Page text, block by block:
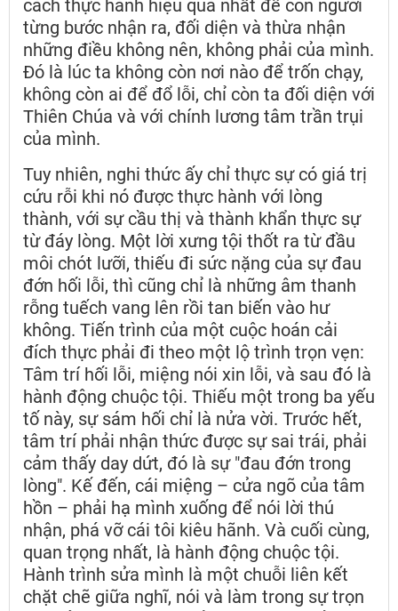
cách thực hành hiệu quả nhất để con người
từng bước nhận ra, đối diện và thừa nhận
những điều không nên, không phải của mình.
Đó là lúc ta không còn nơi nào để trốn chạy,
không còn ai để đổ lỗi, chỉ còn ta đối diện với
Thiên Chúa và với chính lương tâm trần trụi
của mình.
Tuy nhiên, nghi thức ấy chỉ thực sự có giá trị
cứu rỗi khi nó được thực hành với lòng
thành, với sự cầu thị và thành khẩn thực sự
từ đáy lòng. Một lời xưng tội thốt ra từ đầu
môi chót lưỡi, thiếu đi sức nặng của sự đau
đớn hối lỗi, thì cũng chỉ là những âm thanh
rỗng tuếch vang lên rồi tan biến vào hư
không. Tiến trình của một cuộc hoán cải
đích thực phải đi theo một lộ trình trọn vẹn:
Tâm trí hối lỗi, miệng nói xin lỗi, và sau đó là
hành động chuộc tội. Thiếu một trong ba yếu
tố này, sự sám hối chỉ là nửa vời. Trước hết,
tâm trí phải nhận thức được sự sai trái, phải
cảm thấy day dứt, đó là sự "đau đớn trong
lòng". Kế đến, cái miệng – cửa ngõ của tâm
hồn – phải hạ mình xuống để nói lời thú
nhận, phá vỡ cái tôi kiêu hãnh. Và cuối cùng,
quan trọng nhất, là hành động chuộc tội.
Hành trình sửa mình là một chuỗi liên kết
chặt chẽ giữa nghĩ, nói và làm trong sự trọn